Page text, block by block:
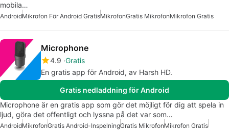
mobila…
AndroidMikrofon För Android GratisMikrofonGratis MikrofonMikrofon Gratis
Microphone
4.9 Gratis
En gratis app för Android, av Harsh HD.
Gratis nedladdning för Android
Microphone är en gratis app som gör det möjligt för dig att spela in
ljud, göra det offentligt och lyssna på det var som…
AndroidMikrofonGratis Android-InspelningGratis MikrofonMikrofon Gratis